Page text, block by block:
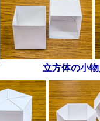
立方体の小